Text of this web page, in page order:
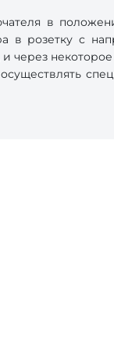
в
в розетку с